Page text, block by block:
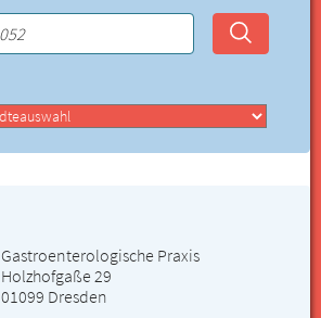
Gastroenterologische Praxis
Holzhofgaße 29
01099 Dresden